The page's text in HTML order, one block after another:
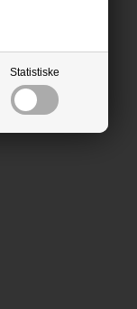
Statistiske